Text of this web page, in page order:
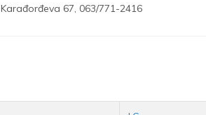
Karađorđeva 67, 063/771-2416